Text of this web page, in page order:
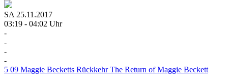
SA 25.11.2017
03:19 - 04:02 Uhr
-
-
-
-
5 09 Maggie Becketts Rückkehr The Return of Maggie Beckett